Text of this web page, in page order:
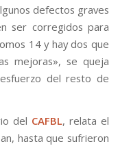
defectos graves
ser corregidos para
14 y hay dos que
mejoras», se queja
del resto de
del CAFBL, relata el
hasta que sufrieron